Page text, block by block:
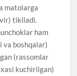
matolarga
tikiladi.
ham
va boshqalar)
(rassomlar
kuchirilgan)